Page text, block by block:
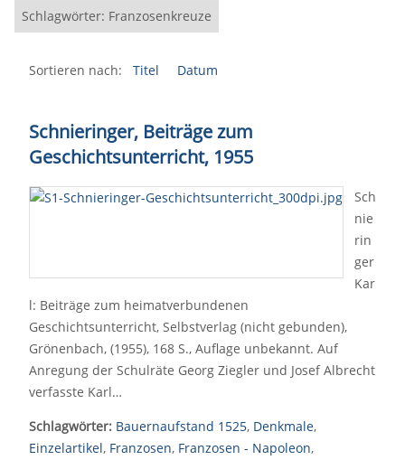
Schlagwörter: Franzosenkreuze
Sortieren nach: Titel Datum
Schnieringer, Beiträge zum
Geschichtsunterricht, 1955
Sch
nie
rin
ger
Kar
l: Beiträge zum heimatverbundenen
Geschichtsunterricht, Selbstverlag (nicht gebunden),
Grönenbach, (1955), 168 S., Auflage unbekannt. Auf
Anregung der Schulräte Georg Ziegler und Josef Albrecht
verfasste Karl…
Schlagwörter: Bauernaufstand 1525, Denkmale,
Einzelartikel, Franzosen, Franzosen - Napoleon,